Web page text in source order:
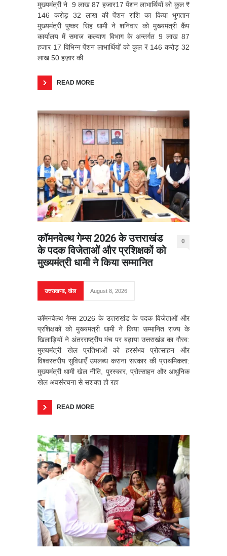
मुख्यमंत्री ने 9 लाख 87 हजार17 पेंशन लाभार्थियों को कुल ₹
146 करोड़ 32 लाख की पेंशन राशि का किया भुगतान
मुख्यमंत्री पुष्कर सिंह धामी ने शनिवार को मुख्यमंत्री कैंप
कार्यालय में समाज कल्याण विभाग के अन्तर्गत 9 लाख 87
हजार 17 विभिन्न पेंशन लाभार्थियों को कुल ₹ 146 करोड़ 32
लाख 50 हज़ार की
READ MORE
कॉमनवेल्थ गेम्स 2026 के उत्तराखंड
के पदक विजेताओं और प्रशिक्षकों को
मुख्यमंत्री धामी ने किया सम्मानित
0
उत्तराखण्ड,खेल August 8, 2026
कॉमनवेल्थ गेम्स 2026 के उत्तराखंड के पदक विजेताओं और
प्रशिक्षकों को मुख्यमंत्री धामी ने किया सम्मानित राज्य के
खिलाड़ियों ने अंतरराष्ट्रीय मंच पर बढ़ाया उत्तराखंड का गौरव:
मुख्यमंत्री खेल प्रतिभाओं को हरसंभव प्रोत्साहन और
विश्वस्तरीय सुविधाएँ उपलब्ध कराना सरकार की प्राथमिकता:
मुख्यमंत्री धामी खेल नीति, पुरस्कार, प्रोत्साहन और आधुनिक
खेल अवसंरचना से सशक्त हो रहा
READ MORE